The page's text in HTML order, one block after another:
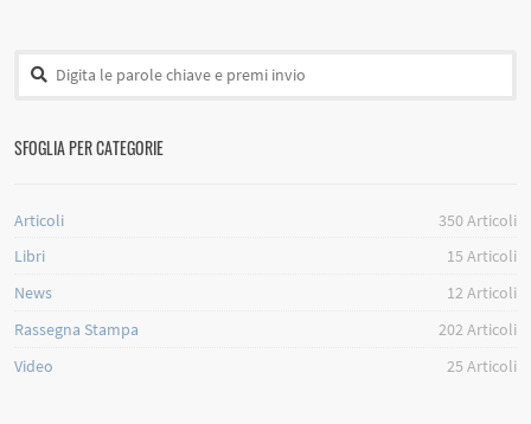
SFOGLIA PER CATEGORIE
Articoli 350Articoli
Libri
15 Articoli
News
12Articoli
Rassegna Stampa
202Articoli
Video
25 Articoli